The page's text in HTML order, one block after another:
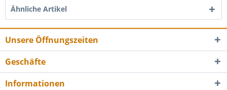
Ähnliche Artikel
Unsere Öffnungszeiten
Geschäfte
Informationen